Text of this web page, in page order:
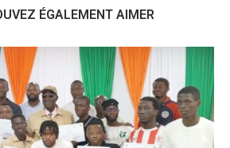
ÉGALEMENT AIMER